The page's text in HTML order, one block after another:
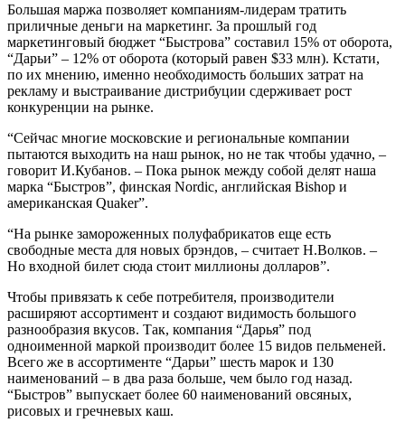
Большая маржа позволяет компаниям-лидерам тратить
приличные деньги на маркетинг. За прошлый год
маркетинговый бюджет “Быстрова” составил 15% от оборота,
“Дарьи” – 12% от оборота (который равен $33 млн). Кстати,
по их мнению, именно необходимость больших затрат на
рекламу и выстраивание дистрибуции сдерживает рост
конкуренции на рынке.
“Сейчас многие московские и региональные компании
пытаются выходить на наш рынок, но не так чтобы удачно, –
говорит И.Кубанов. – Пока рынок между собой делят наша
марка “Быстров”, финская Nordic, английская Bishop и
американская Quaker”.
“На рынке замороженных полуфабрикатов еще есть
свободные места для новых брэндов, – считает Н.Волков. –
Но входной билет сюда стоит миллионы долларов”.
Чтобы привязать к себе потребителя, производители
расширяют ассортимент и создают видимость большого
разнообразия вкусов. Так, компания “Дарья” под
одноименной маркой производит более 15 видов пельменей.
Всего же в ассортименте “Дарьи” шесть марок и 130
наименований – в два раза больше, чем было год назад.
“Быстров” выпускает более 60 наименований овсяных,
рисовых и гречневых каш.